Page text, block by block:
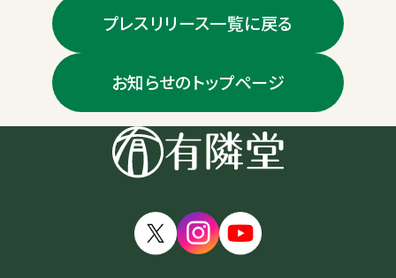
プレスリリース一覧に戻る
お知らせのトップページ